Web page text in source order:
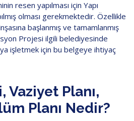
resen yapılması için Yapı
olması gerekmektedir. Özellikle
başlanmış ve tamamlanmış
Projesi ilgili belediyesinde
işletmek için bu belgeye ihtiyaç
Vaziyet Planı,
Planı Nedir?